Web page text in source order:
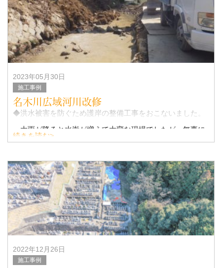
今後は公共工事もどんどん増えて、繫忙期に
2023年05月30日
施工事例
名木川広域河川改修
◆洪水被害を防ぐため護岸の整備工事をおこないました。
大雨が降ると水嵩が増えて大変な現場でしたが、無事に
施工が終える事が出来ました。
続きを読む>
2022年12月26日
施工事例